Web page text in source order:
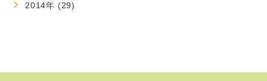
2014年 (29)